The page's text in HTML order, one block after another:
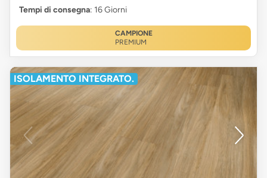
Tempi di consegna: 16 Giorni
CAMPIONE
PREMIUM
ISOLAMENTO INTEGRATO.